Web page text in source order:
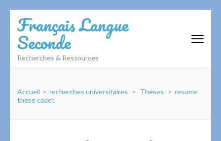
au
contenu
(Pressez
Entrée)
Français Langue
Seconde
Recherches & Ressources
Accueil > recherches universitaires > Thèses > resume
these cadet